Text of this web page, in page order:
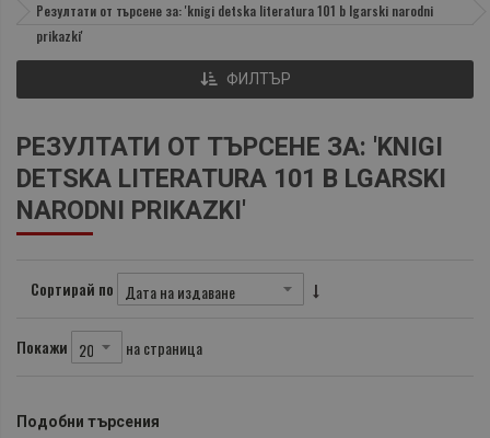
Резултати от търсене за: 'knigi detska literatura 101 b lgarski narodni
prikazki'
РЕЗУЛТАТИ ОТ ТЪРСЕНЕ ЗА: 'KNIGI
DETSKA LITERATURA 101 B LGARSKI
NARODNI PRIKAZKI'
Сортирай по
Покажи на страница
Подобни търсения
ФИЛТЪР